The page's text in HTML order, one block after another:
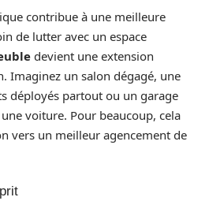
contribue à une meilleure
de lutter avec un espace
devient une extension
Imaginez un salon dégagé, une
déployés partout ou un garage
voiture. Pour beaucoup, cela
vers un meilleur agencement de